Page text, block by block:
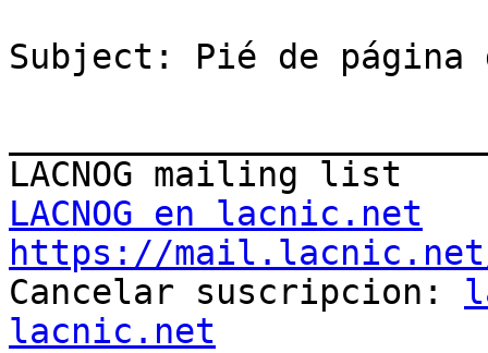
Subject: Pié de
LACNOG en lacnic.net
https://
Cancelar suscripcion:
lacnic.net